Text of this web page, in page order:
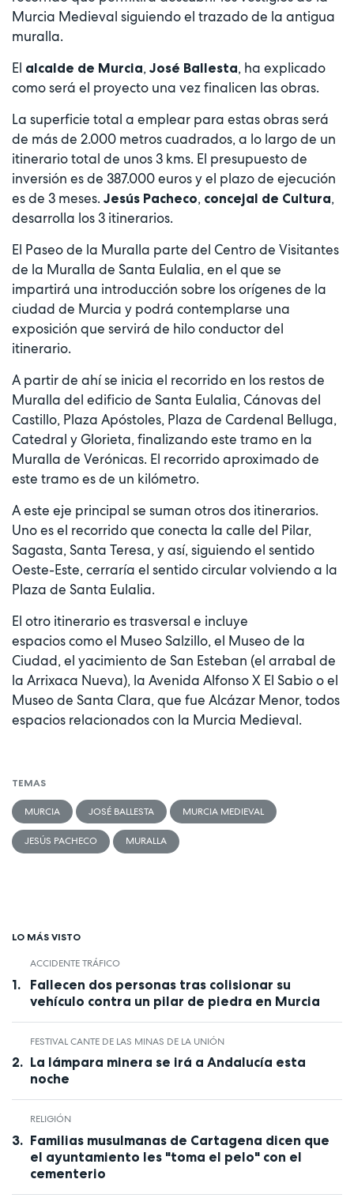
Murcia Medieval siguiendo el trazado de la antigua
muralla.
El alcalde de Murcia, José Ballesta, ha explicado
como será el proyecto una vez finalicen las obras.
La superficie total a emplear para estas obras será
de más de 2.000 metros cuadrados, a lo largo de un
itinerario total de unos 3 kms. El presupuesto de
inversión es de 387.000 euros y el plazo de ejecución
es de 3 meses. Jesús Pacheco, concejal de Cultura,
desarrolla los 3 itinerarios.
El Paseo de la Muralla parte del Centro de Visitantes
de la Muralla de Santa Eulalia, en el que se
impartirá una introducción sobre los orígenes de la
ciudad de Murcia y podrá contemplarse una
exposición que servirá de hilo conductor del
itinerario.
A partir de ahí se inicia el recorrido en los restos de
Muralla del edificio de Santa Eulalia, Cánovas del
Castillo, Plaza Apóstoles, Plaza de Cardenal Belluga,
Catedral y Glorieta, finalizando este tramo en la
Muralla de Verónicas. El recorrido aproximado de
este tramo es de un kilómetro.
A este eje principal se suman otros dos itinerarios.
Uno es el recorrido que conecta la calle del Pilar,
Sagasta, Santa Teresa, y así, siguiendo el sentido
Oeste-Este, cerraría el sentido circular volviendo a la
Plaza de Santa Eulalia.
El otro itinerario es trasversal e incluye
espacios como el Museo Salzillo, el Museo de la
Ciudad, el yacimiento de San Esteban (el arrabal de
la Arrixaca Nueva), la Avenida Alfonso X El Sabio o el
Museo de Santa Clara, que fue Alcázar Menor, todos
espacios relacionados con la Murcia Medieval.
TEMAS
MURCIA JOSÉ BALLESTA MURCIA MEDIEVAL
JESÚS PACHECO MURALLA
LO MÁS VISTO
ACCIDENTE TRÁFICO
Fallecen dos personas tras colisionar su
vehículo contra un pilar de piedra en Murcia
FESTIVAL CANTE DE LAS MINAS DE LA UNIÓN
La lámpara minera se irá a Andalucía esta
noche
RELIGIÓN
Familias musulmanas de Cartagena dicen que
el ayuntamiento les "toma el pelo" con el
cementerio